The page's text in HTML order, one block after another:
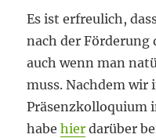
Es ist erfreulich,
nach der Förderung
auch wenn man
muss. Nachdem wir
Präsenzkolloquium
habehier darüber